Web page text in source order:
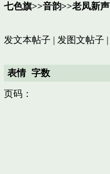
七色旗>>音韵>>老凤新声
发文本帖子 | 发图文帖子 |
表情 字数
页码：